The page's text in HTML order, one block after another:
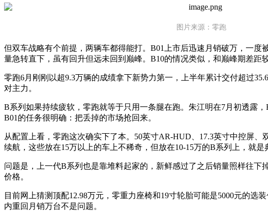
图片来源：零跑
但双车战略有个前提，两辆车都得能打。B01上市后迅速月销破万，一度
量急转直下，虽有回升但远未回到巅峰。B10的情况类似，和巅峰期差距较
零跑6月刚刚以超9.3万辆的成绩拿下新势力第一，上半年累计交付超过
对主力。
B系列如果持续疲软，零跑就等于只用一条腿在跑。朱江明在7月初透露
B01的任务很明确：把丢掉的市场抢回来。
从配置上看，零跑这次确实下了本。50英寸AR-HUD、17.3英寸中控屏、
续航，这些放在15万以上的车上不稀奇，但放在10-15万的B系列上，就是
问题是，上一代B系列也是靠堆料起家的，新鲜感过了之后销量照样往下
价格。
目前网上猜测顶配12.98万元，零重力座椅和19寸轮胎可能是5000元的选
内重回月销万台不是问题。